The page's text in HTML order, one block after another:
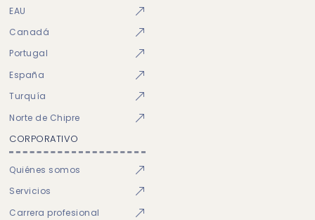
EAU
Canadá
Portugal
España
Turquía
Norte de Chipre
CORPORATIVO
Quiénes somos
Servicios
Carrera profesional